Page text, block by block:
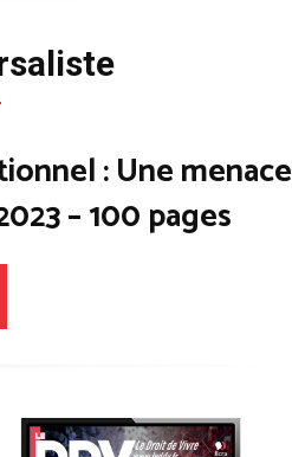
: Une menace
– 100 pages